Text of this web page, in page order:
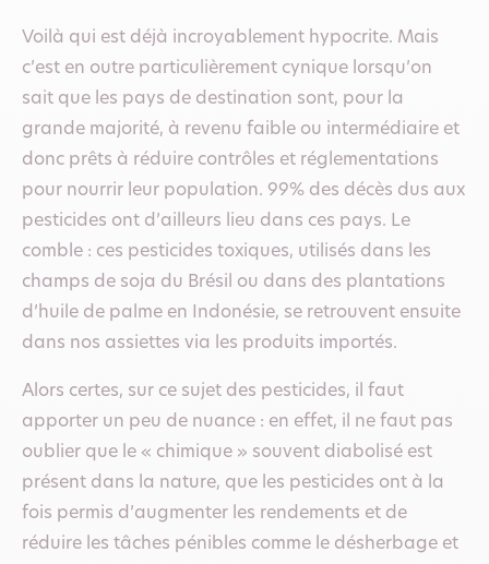
Voilà qui est déjà incroyablement hypocrite. Mais
c’est en outre particulièrement cynique lorsqu’on
sait que les pays de destination sont, pour la
grande majorité, à revenu faible ou intermédiaire et
donc prêts à réduire contrôles et réglementations
pour nourrir leur population. 99% des décès dus aux
pesticides ont d’ailleurs lieu dans ces pays. Le
comble : ces pesticides toxiques, utilisés dans les
champs de soja du Brésil ou dans des plantations
d’huile de palme en Indonésie, se retrouvent ensuite
dans nos assiettes via les produits importés.
Alors certes, sur ce sujet des pesticides, il faut
apporter un peu de nuance : en effet, il ne faut pas
oublier que le « chimique » souvent diabolisé est
présent dans la nature, que les pesticides ont à la
fois permis d’augmenter les rendements et de
réduire les tâches pénibles comme le désherbage et